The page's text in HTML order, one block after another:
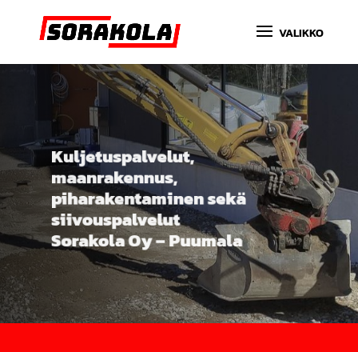
Kuljetuspalvelut,
maanrakennus,
piharakentaminen sekä
siivouspalvelut
Sorakola Oy – Puumala